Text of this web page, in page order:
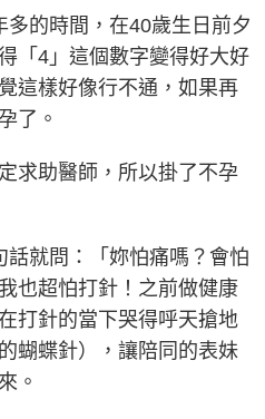
的時間，在40歲生日前夕
「4」這個數字變得好大好
這樣好像行不通，如果再
了。
求助醫師，所以掛了不孕
就問：「妳怕痛嗎？會怕
也超怕打針！之前做健康
打針的當下哭得呼天搶地
蝴蝶針），讓陪同的表妹
。